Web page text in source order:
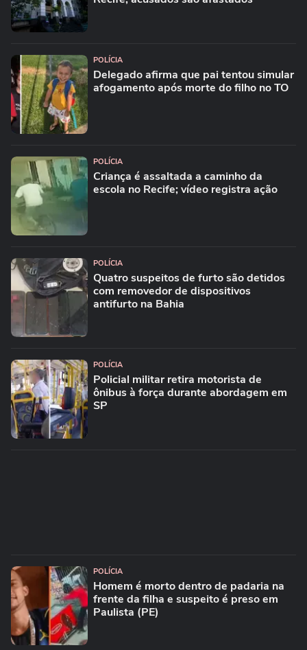
POLÍCIA
Delegado afirma que pai tentou simular
afogamento após morte do filho no TO
POLÍCIA
Criança é assaltada a caminho da
escola no Recife; vídeo registra ação
POLÍCIA
Quatro suspeitos de furto são detidos
com removedor de dispositivos
antifurto na Bahia
POLÍCIA
Policial militar retira motorista de
ônibus à força durante abordagem em
SP
POLÍCIA
Homem é morto dentro de padaria na
frente da filha e suspeito é preso em
Paulista (PE)